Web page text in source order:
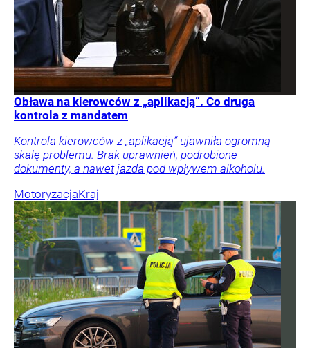
Obława na kierowców z „aplikacją”. Co druga
kontrola z mandatem
Kontrola kierowców z „aplikacją” ujawniła ogromną
skalę problemu. Brak uprawnień, podrobione
dokumenty, a nawet jazda pod wpływem alkoholu.
MotoryzacjaKraj